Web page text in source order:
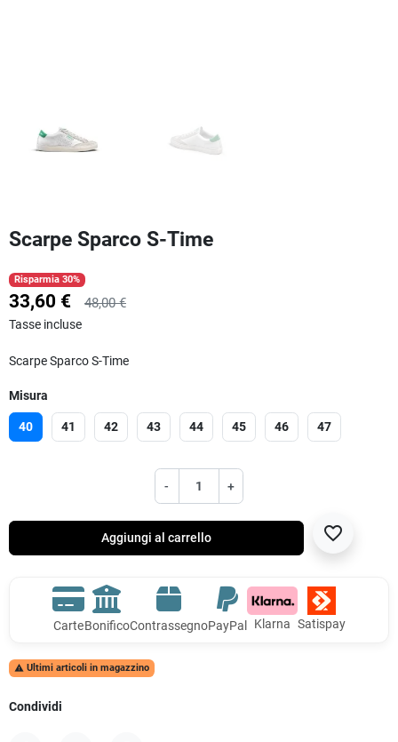
Scarpe Sparco S-Time
Risparmia 30%
33,60 € 48,00 €
Tasse incluse
Scarpe Sparco S-Time
Misura
40 41 42 43 44 45 46 47
- +
Aggiungi al carrello favorite_border
CarteBonificoContrassegnoPayPal Klarna Satispay
 Ultimi articoli in magazzino
Condividi